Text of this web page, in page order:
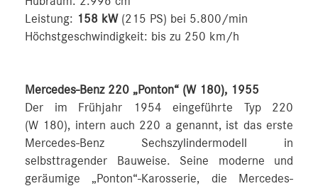
Leistung: 158 kW(215 PS) bei 5.800/min
Höchstgeschwindigkeit: bis zu 250 km/h
Mercedes-Benz 220 „Ponton“ (W 180), 1955
Der im Frühjahr 1954 eingeführte Typ 220
(W 180), intern auch 220 a genannt, ist das erste
Mercedes-Benz Sechszylindermodell in
selbsttragender Bauweise. Seine moderne und
geräumige „Ponton“-Karosserie, die Mercedes-